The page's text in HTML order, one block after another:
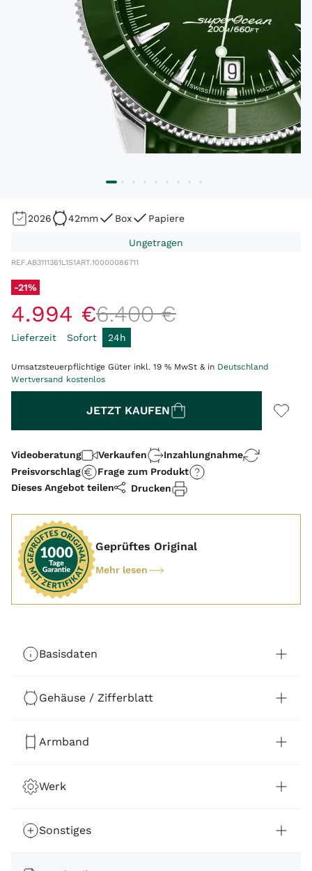
2026 42mm Box Papiere
Ungetragen
REF.AB3111361L1S1ART.10000086711
-21%
4.994 €6.400 €
Lieferzeit Sofort 24h
Umsatzsteuerpflichtige Güter inkl. 19 % MwSt & in Deutschland
Wertversand kostenlos
JETZT KAUFEN
Videoberatung Verkaufen
Inzahlungnahme
Preisvorschlag
Frage zum Produkt
Dieses Angebot teilen
Drucken
Geprüftes Original
Mehr lesen
Basisdaten
Gehäuse / Zifferblatt
Armband
Werk
Sonstiges